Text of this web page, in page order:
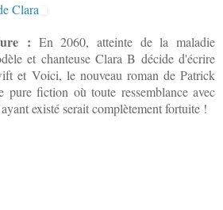
Clara
: En 2060, atteinte de la maladie
et chanteuse Clara B décide d'écrire
et Voici, le nouveau roman de Patrick
pure fiction où toute ressemblance avec
existé serait complètement fortuite !